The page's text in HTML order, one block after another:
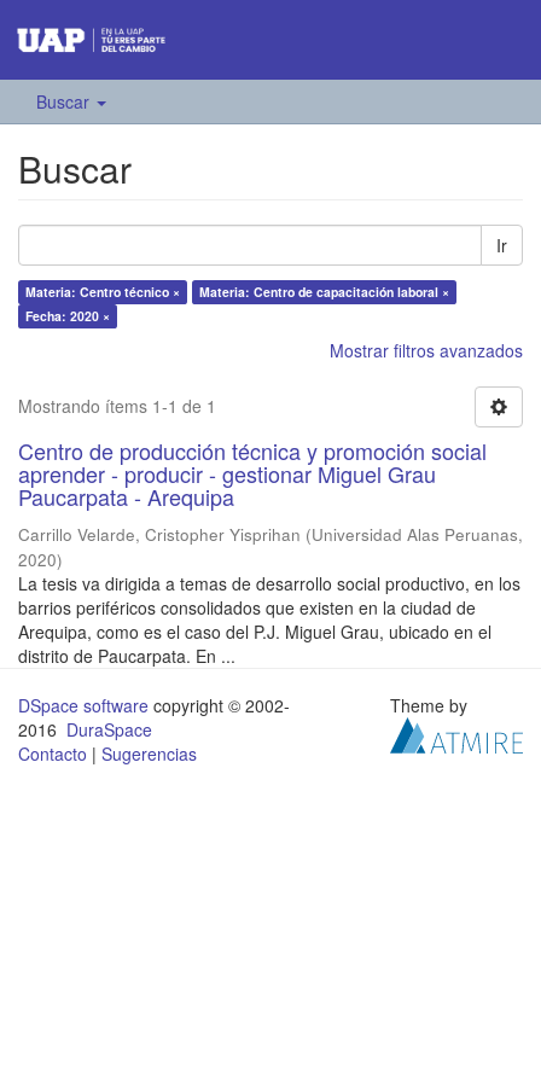
Buscar
Buscar
Ir
Materia: Centro técnico ×
Materia: Centro de capacitación laboral ×
Fecha: 2020 ×
Mostrar filtros avanzados
Mostrando ítems 1-1 de 1
Centro de producción técnica y promoción social
aprender - producir - gestionar Miguel Grau
Paucarpata - Arequipa
Carrillo Velarde, Cristopher Yisprihan (Universidad Alas Peruanas,
2020)
La tesis va dirigida a temas de desarrollo social productivo, en los
barrios periféricos consolidados que existen en la ciudad de
Arequipa, como es el caso del P.J. Miguel Grau, ubicado en el
distrito de Paucarpata. En ...
DSpace software copyright © 2002-
2016 DuraSpace
Contacto | Sugerencias
Theme by